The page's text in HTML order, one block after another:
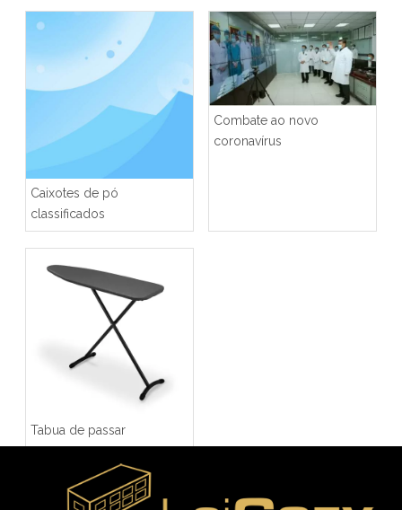
Caixotes de pó
classificados
Combate ao novo
coronavírus
Tabua de passar